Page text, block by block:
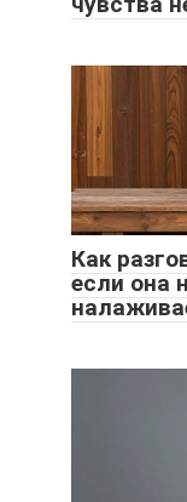
Как
если она